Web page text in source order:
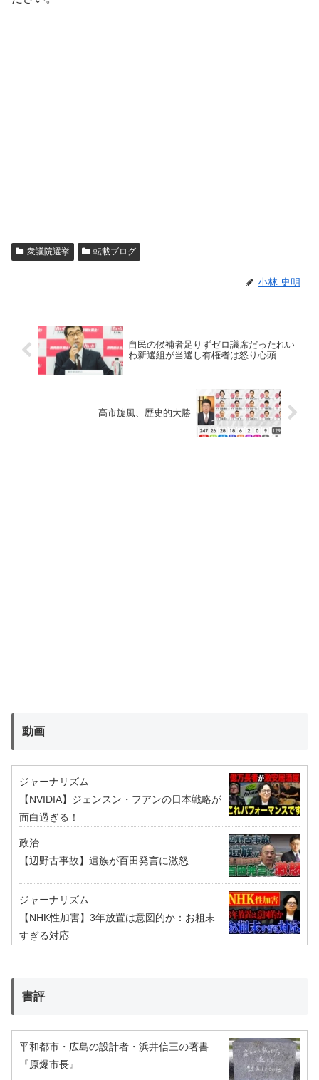
衆議院選挙 転載ブログ
小林 史明
自民の候補者足りずゼロ議席だったれい
わ新選組が当選し有権者は怒り心頭
高市旋風、歴史的大勝
動画
ジャーナリズム
【NVIDIA】ジェンスン・フアンの日本戦略が
面白過ぎる！
政治
【辺野古事故】遺族が百田発言に激怒
ジャーナリズム
【NHK性加害】3年放置は意図的か：お粗末
すぎる対応
書評
平和都市・広島の設計者・浜井信三の著書
『原爆市長』